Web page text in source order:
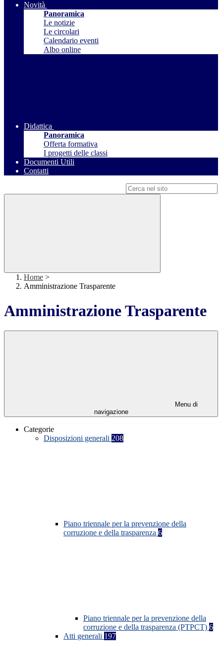
Novità
Panoramica
Le notizie
Le circolari
Calendario eventi
Albo online
Didattica
Panoramica
Offerta formativa
I progetti delle classi
Documenti Utili
Contatti
Home >
Amministrazione Trasparente
Amministrazione Trasparente
Menu di
navigazione
Categorie
Disposizioni generali 208
Piano triennale per la prevenzione della
corruzione e della trasparenza 6
Piano triennale per la prevenzione della
corruzione e della trasparenza (PTPCT) 6
Atti generali 197